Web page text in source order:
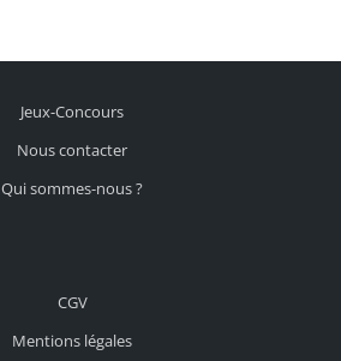
Jeux-Concours
Nous contacter
Qui sommes-nous ?
CGV
Mentions légales